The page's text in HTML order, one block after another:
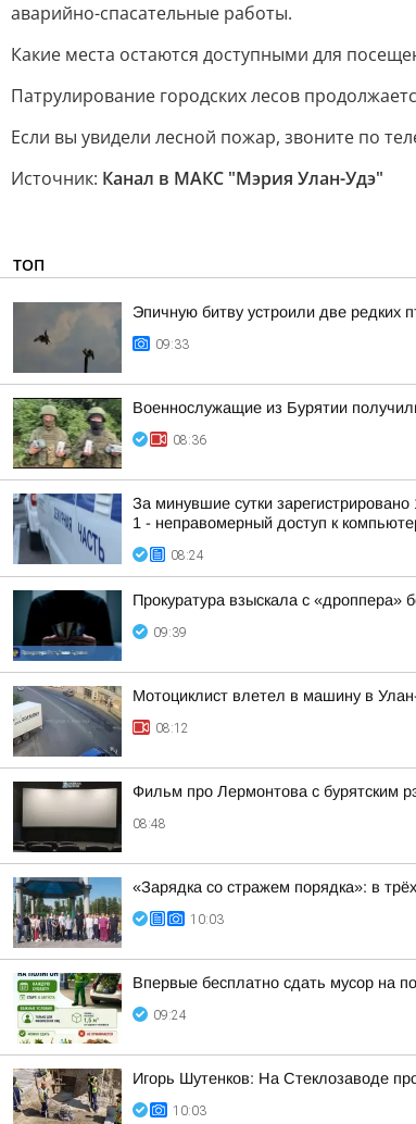
аварийно-спасательные работы.
Какие места остаются доступными для
Патрулирование городских лесов
Если вы увидели лесной пожар, звоните по
Источник: Канал в МАКС "Мэрия Улан-Удэ"
ТОП
Эпичную битву устроили две редких
09:33
Военнослужащие из Бурятии
08:36
За минувшие сутки
1 - неправомерный доступ к
08:24
Прокуратура взыскала с «дроппера»
09:39
Мотоциклист влетел в машину в
08:12
Фильм про Лермонтова с бурятским
08:48
«Зарядка со стражем порядка»: в
10:03
Впервые бесплатно сдать мусор на
09:24
Игорь Шутенков: На Стеклозаводе
10:03